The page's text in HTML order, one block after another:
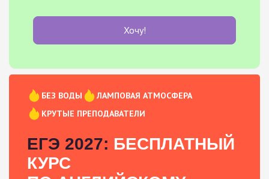
Хочу!
БЕЗ ВОДЫ
ЛАМПОВАЯ АТМОСФЕРА
КРУТЫЕ ПРЕПОДАВАТЕЛИ
ЕГЭ 2027: БЕСПЛАТНЫЙ
КУРС